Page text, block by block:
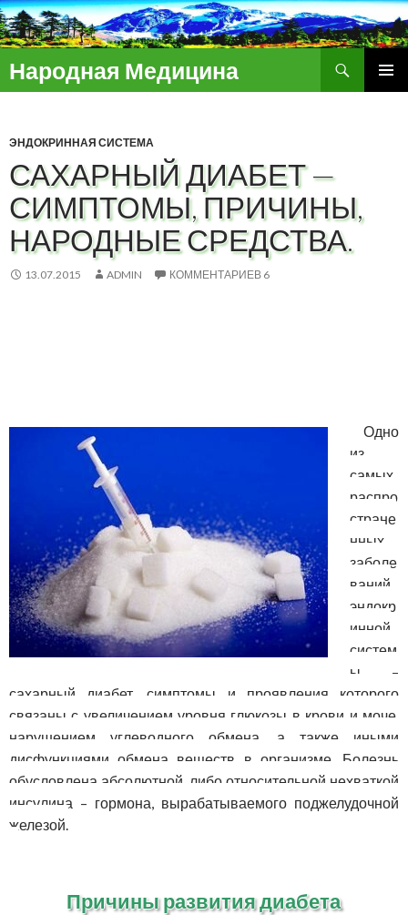
Народная Медицина
ПЕРЕЙТИ
ЭНДОКРИННАЯ СИСТЕМА
САХАРНЫЙ ДИАБЕТ —
СИМПТОМЫ, ПРИЧИНЫ,
НАРОДНЫЕ СРЕДСТВА.
13.07.2015 ADMIN КОММЕНТАРИЕВ 6
Одно
из
самых
распро
стране
нных
заболе
ваний
эндокр
инной
систем
ы –
сахарный диабет, симптомы и проявления которого
связаны с увеличением уровня глюкозы в крови и моче,
нарушением углеводного обмена, а также иными
дисфункциями обмена веществ в организме. Болезнь
обусловлена абсолютной, либо относительной нехваткой
инсулина – гормона, вырабатываемого поджелудочной
железой.
Причины развития диабета